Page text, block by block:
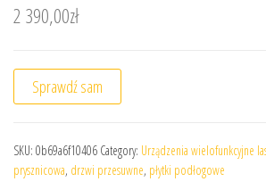
2 390,00zł
Sprawdź sam
SKU: 0b69a6f10406 Category: Urządzenia wielofunkcyjne
prysznicowa, drzwi przesuwne, płytki podłogowe